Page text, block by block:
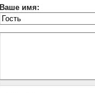
Ваше имя: